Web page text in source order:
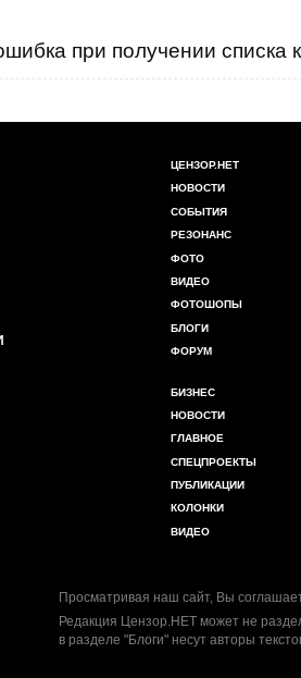
при получении списка
ЦЕНЗОР.НЕТ
НОВОСТИ
СОБЫТИЯ
РЕЗОНАНС
ФОТО
ВИДЕО
ФОТОШОПЫ
БЛОГИ
ФОРУМ
БИЗНЕС
НОВОСТИ
ГЛАВНОЕ
СПЕЦПРОЕКТЫ
ПУБЛИКАЦИИ
КОЛОНКИ
ВИДЕО
Просматривая наш сайт, Вы
Редакция Цензор.НЕТ может не
в разделе "Блоги" несут авторы